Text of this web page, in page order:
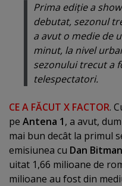
Prima ediţie a
debutat, sezonul
a avut o medie de
minut, la nivel
sezonului trecut a
telespectatori.
CE A FĂCUT X FACTOR.
pe Antena 1, a avut,
mai bun decât la primul
emisiunea cu Dan Bitman
uitat 1,66 milioane de
milioane au fost din